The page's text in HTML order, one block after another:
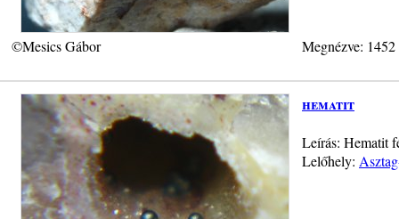
©Mesics Gábor Megnézve:
hematit
Leírás: Hematit
Lelőhely: